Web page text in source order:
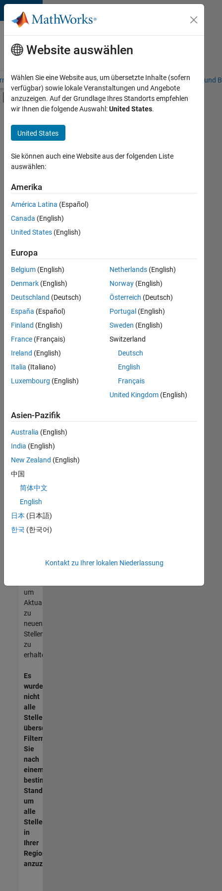
Weiter zum Inhalt
Karriere
bei
MathWorks
– Übersicht Stellensuche Niederlassungen Studierende und
Umschaltung für Off-Canvas-
Hauptinhalt
Advanced Support
Business Applications and Tools
Infrastructure and Architecture
Quality Engineering
Release Engineering
Software Process Engineering
Technical Writing
Web Applications and Services
+7
Derzeit
es
keine
offenen
Stellen,
Ihren
Suchkriterien
entsprechen.
können
die
Suchkriterien
weiter
fassen
oder
alle
Stellenangebote
anzeigen .
noch
keine
offenen
Stellen
können,
die
Ihren
entsprechen,
werden
unseres
um
Aktualisierungen
zu
neuen
Stellenangeboten
zu
erhalten.
Es
wurden
nicht
alle
Stellen
übersetzt.
Filtern
Sie
nach
einem
bestimmten
Standort,
um
alle
Stellenangebote
in
Ihrer
Region
anzuzeigen.
Website auswählen
Wählen Sie eine Website aus, um übersetzte Inhalte (sofern
verfügbar) sowie lokale Veranstaltungen und Angebote
anzuzeigen. Auf der Grundlage Ihres Standorts empfehlen
wir Ihnen die folgende Auswahl:United States.
United States
Sie können auch eine Website aus der folgenden Liste
auswählen:
Amerika
América Latina (Español)
Canada (English)
United States (English)
Europa
Belgium (English)
Denmark (English)
Deutschland (Deutsch)
España (Español)
Finland (English)
France (Français)
Ireland (English)
Italia (Italiano)
Luxembourg (English)
Netherlands(English)
Norway(English)
Österreich (Deutsch)
Portugal (English)
Sweden (English)
Switzerland
Deutsch
English
Français
United Kingdom(English)
Asien-Pazifik
Australia (English)
India (English)
New Zealand (English)
中国
简体中文
English
日本 (日本語)
한국 (한국어)
Kontakt zu Ihrer lokalen Niederlassung